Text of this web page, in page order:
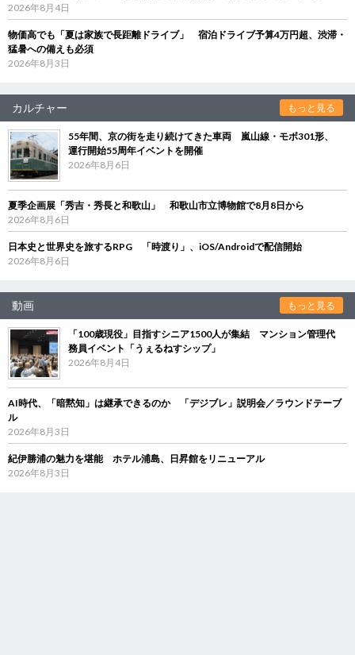
2026年8月4日
物価高でも「夏は家族で長距離ドライブ」 宿泊ドライブ予算4万円超、渋滞・
猛暑への備えも必須
2026年8月3日
カルチャー もっと見る
55年間、京の街を走り続けてきた車両 嵐山線・モボ301形、
運行開始55周年イベントを開催
2026年8月6日
夏季企画展「秀吉・秀長と和歌山」 和歌山市立博物館で8月8日から
2026年8月6日
日本史と世界史を旅するRPG 「時渡り」、iOS/Androidで配信開始
2026年8月6日
動画 もっと見る
「100歳現役」目指すシニア1500人が集結 マンション管理代
務員イベント「うぇるねすシップ」
2026年8月4日
AI時代、「暗黙知」は継承できるのか 「デジブレ」説明会／ラウンドテーブ
ル
2026年8月3日
紀伊勝浦の魅力を堪能 ホテル浦島、日昇館をリニューアル
2026年8月3日